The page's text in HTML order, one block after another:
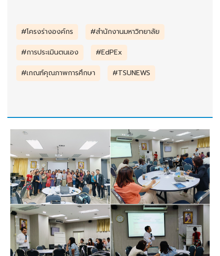
#โครงร่างองค์กร
#สำนักงานมหาวิทยาลัย
#การประเมินตนเอง
#EdPEx
#เกณฑ์คุณภาพการศึกษา
#TSUNEWS